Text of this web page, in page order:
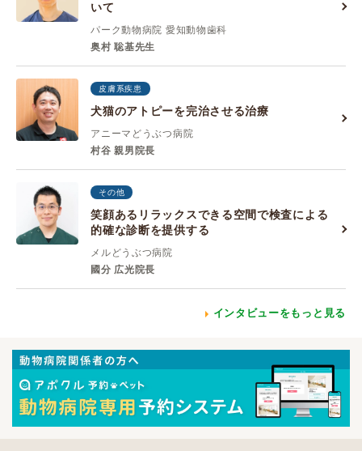
いて
パーク動物病院 愛知動物歯科
奥村 聡基先生
皮膚系疾患
犬猫のアトピーを完治させる治療
アニーマどうぶつ病院
村谷 親男院長
その他
笑顔あるリラックスできる空間で検査による
的確な診断を提供する
メルどうぶつ病院
國分 広光院長
インタビューをもっと見る